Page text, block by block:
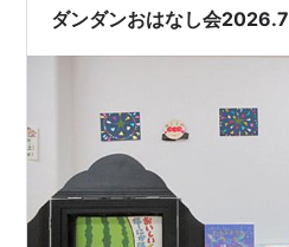
ダンダンおはなし会2026.7